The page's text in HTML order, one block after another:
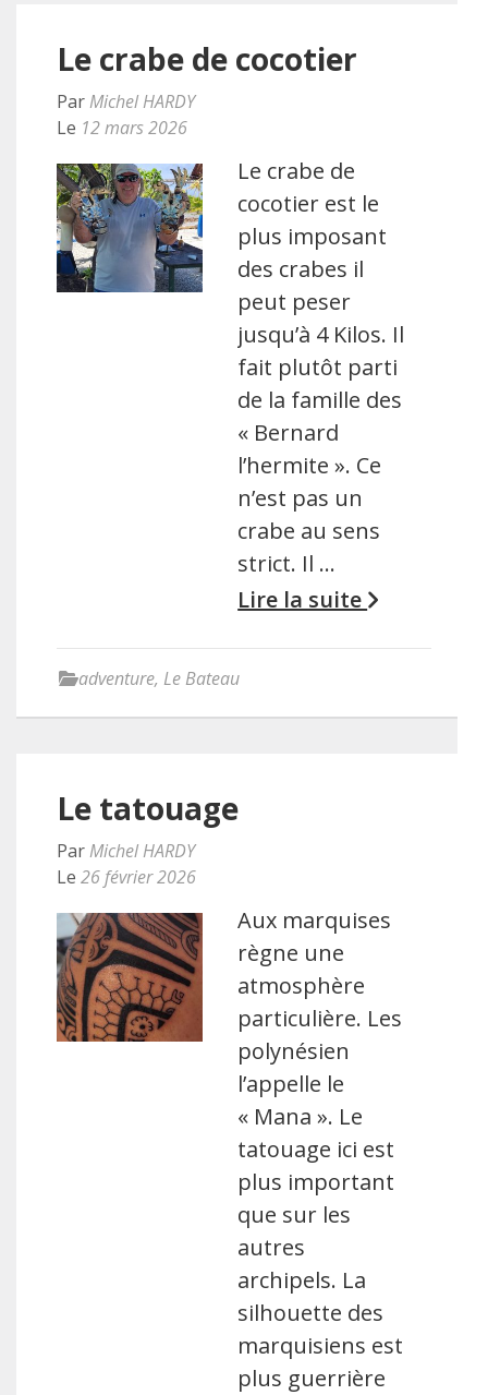
Le crabe de cocotier
ParMichel HARDY
Le 12 mars 2026
Le crabe de
cocotier est le
plus imposant
des crabes il
peut peser
jusqu’à 4 Kilos. Il
fait plutôt parti
de la famille des
« Bernard
l’hermite ». Ce
n’est pas un
crabe au sens
strict. Il …
Lire la suite
adventure, Le Bateau
Le tatouage
ParMichel HARDY
Le 26 février 2026
Aux marquises
règne une
atmosphère
particulière. Les
polynésien
l’appelle le
« Mana ». Le
tatouage ici est
plus important
que sur les
autres
archipels. La
silhouette des
marquisiens est
plus guerrière